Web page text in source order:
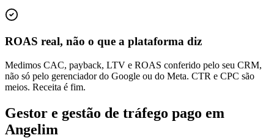
ROAS real, não o que a plataforma diz
Medimos CAC, payback, LTV e ROAS conferido pelo seu CRM,
não só pelo gerenciador do Google ou do Meta. CTR e CPC são
meios. Receita é fim.
Gestor e gestão de tráfego pago em
Angelim